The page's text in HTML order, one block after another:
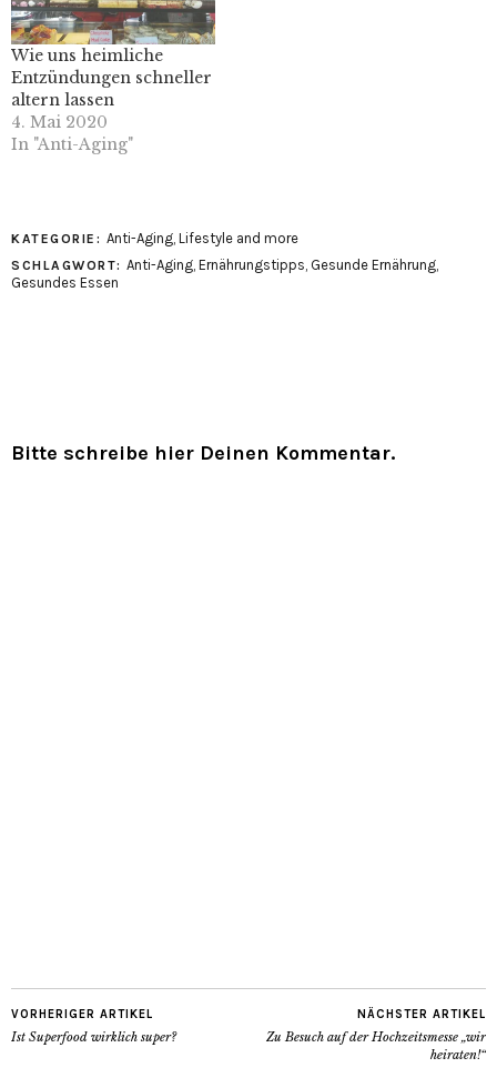
Wie uns heimliche
Entzündungen schneller
altern lassen
4. Mai 2020
In "Anti-Aging"
KATEGORIE: Anti-Aging, Lifestyle and more
SCHLAGWORT: Anti-Aging, Ernährungstipps, Gesunde Ernährung,
Gesundes Essen
Bitte schreibe hier Deinen Kommentar.
VORHERIGER ARTIKEL
Ist Superfood wirklich super?
NÄCHSTER ARTIKEL
Zu Besuch auf der Hochzeitsmesse „wir
heiraten!“